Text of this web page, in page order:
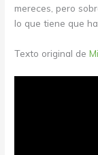
mereces, pero
lo que tiene que
Texto original de